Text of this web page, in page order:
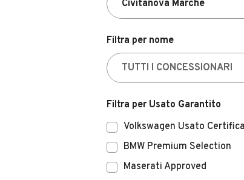
Filtra per nome
Filtra per Usato Garantito
Volkswagen Usato
BMW Premium Selection
Maserati Approved